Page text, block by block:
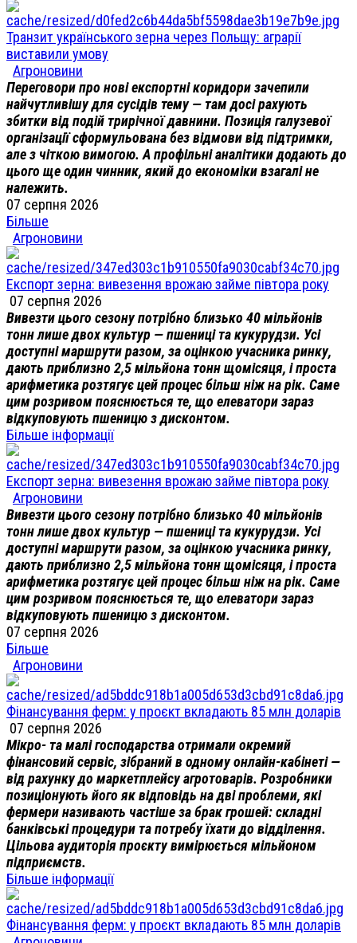
Транзит українського зерна через Польщу: аграрії
виставили умову
Агроновини
Переговори про нові експортні коридори зачепили
найчутливішу для сусідів тему — там досі рахують
збитки від подій трирічної давнини. Позиція галузевої
організації сформульована без відмови від підтримки,
але з чіткою вимогою. А профільні аналітики додають до
цього ще один чинник, який до економіки взагалі не
належить.
07 серпня 2026
Більше
Агроновини
Експорт зерна: вивезення врожаю займе півтора року
07 серпня 2026
Вивезти цього сезону потрібно близько 40 мільйонів
тонн лише двох культур — пшениці та кукурудзи. Усі
доступні маршрути разом, за оцінкою учасника ринку,
дають приблизно 2,5 мільйона тонн щомісяця, і проста
арифметика розтягує цей процес більш ніж на рік. Саме
цим розривом пояснюється те, що елеватори зараз
відкуповують пшеницю з дисконтом.
Більше інформації
Експорт зерна: вивезення врожаю займе півтора року
Агроновини
Вивезти цього сезону потрібно близько 40 мільйонів
тонн лише двох культур — пшениці та кукурудзи. Усі
доступні маршрути разом, за оцінкою учасника ринку,
дають приблизно 2,5 мільйона тонн щомісяця, і проста
арифметика розтягує цей процес більш ніж на рік. Саме
цим розривом пояснюється те, що елеватори зараз
відкуповують пшеницю з дисконтом.
07 серпня 2026
Більше
Агроновини
Фінансування ферм: у проєкт вкладають 85 млн доларів
07 серпня 2026
Мікро- та малі господарства отримали окремий
фінансовий сервіс, зібраний в одному онлайн-кабінеті —
від рахунку до маркетплейсу агротоварів. Розробники
позиціонують його як відповідь на дві проблеми, які
фермери називають частіше за брак грошей: складні
банківські процедури та потребу їхати до відділення.
Цільова аудиторія проєкту вимірюється мільйоном
підприємств.
Більше інформації
Фінансування ферм: у проєкт вкладають 85 млн доларів